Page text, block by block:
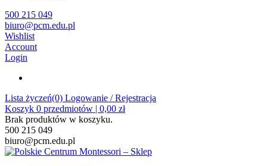
500 215 049
biuro@pcm.edu.pl
Wishlist
Account
Login
Lista życzeń(0) Logowanie / Rejestracja
Koszyk 0 przedmiotów | 0,00 zł
Brak produktów w koszyku.
500 215 049
biuro@pcm.edu.pl